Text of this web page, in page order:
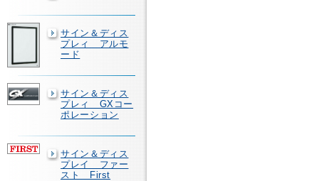
サイン＆ディス
プレィ アルモ
ード
サイン＆ディス
プレィ GXコー
ポレーション
サイン＆ディス
プレイ ファー
スト First